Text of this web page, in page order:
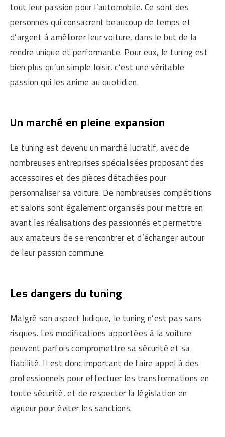
tout leur passion pour l’automobile. Ce sont des
personnes qui consacrent beaucoup de temps et
d’argent à améliorer leur voiture, dans le but de la
rendre unique et performante. Pour eux, le tuning est
bien plus qu’un simple loisir, c’est une véritable
passion qui les anime au quotidien.
Un marché en pleine expansion
Le tuning est devenu un marché lucratif, avec de
nombreuses entreprises spécialisées proposant des
accessoires et des pièces détachées pour
personnaliser sa voiture. De nombreuses compétitions
et salons sont également organisés pour mettre en
avant les réalisations des passionnés et permettre
aux amateurs de se rencontrer et d’échanger autour
de leur passion commune.
Les dangers du tuning
Malgré son aspect ludique, le tuning n’est pas sans
risques. Les modifications apportées à la voiture
peuvent parfois compromettre sa sécurité et sa
fiabilité. Il est donc important de faire appel à des
professionnels pour effectuer les transformations en
toute sécurité, et de respecter la législation en
vigueur pour éviter les sanctions.